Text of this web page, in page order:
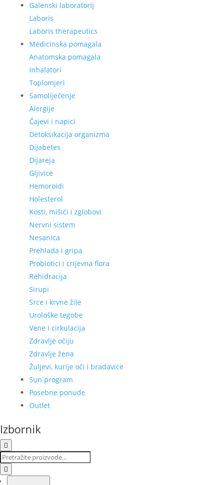
Galenski laboratorij
Laboris
Laboris therapeutics
Medicinska pomagala
Anatomska pomagala
Inhalatori
Toplomjeri
Samoliječenje
Alergije
Čajevi i napici
Detoksikacija organizma
Dijabetes
Dijareja
Gljivice
Hemoroidi
Holesterol
Kosti, mišići i zglobovi
Nervni sistem
Nesanica
Prehlada i gripa
Probiotici i crijevna flora
Rehidracija
Sirupi
Srce i krvne žile
Urološke tegobe
Vene i cirkulacija
Zdravlje očiju
Zdravlje žena
Žuljevi, kurije oči i bradavice
Sun program
Posebne ponude
Outlet
Izbornik